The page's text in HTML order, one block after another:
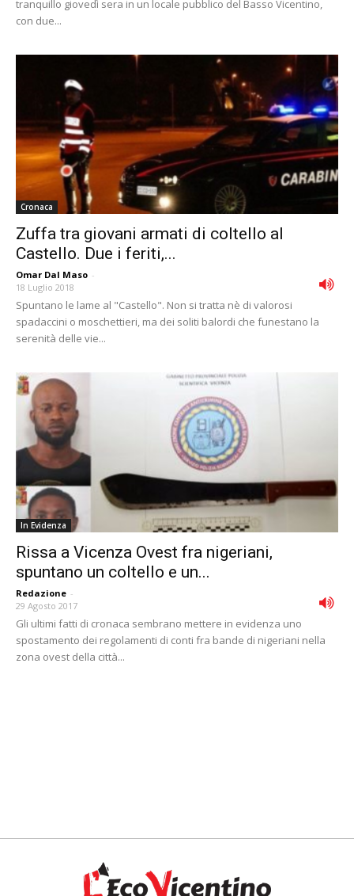
tranquillo giovedì sera in un locale pubblico del Basso Vicentino,
con due...
Cronaca
Zuffa tra giovani armati di coltello al
Castello. Due i feriti,...
Omar Dal Maso -
18 Luglio 2018
Spuntano le lame al "Castello". Non si tratta nè di valorosi
spadaccini o moschettieri, ma dei soliti balordi che funestano la
serenità delle vie...
In Evidenza
Rissa a Vicenza Ovest fra nigeriani,
spuntano un coltello e un...
Redazione -
29 Agosto 2017
Gli ultimi fatti di cronaca sembrano mettere in evidenza uno
spostamento dei regolamenti di conti fra bande di nigeriani nella
zona ovest della città...